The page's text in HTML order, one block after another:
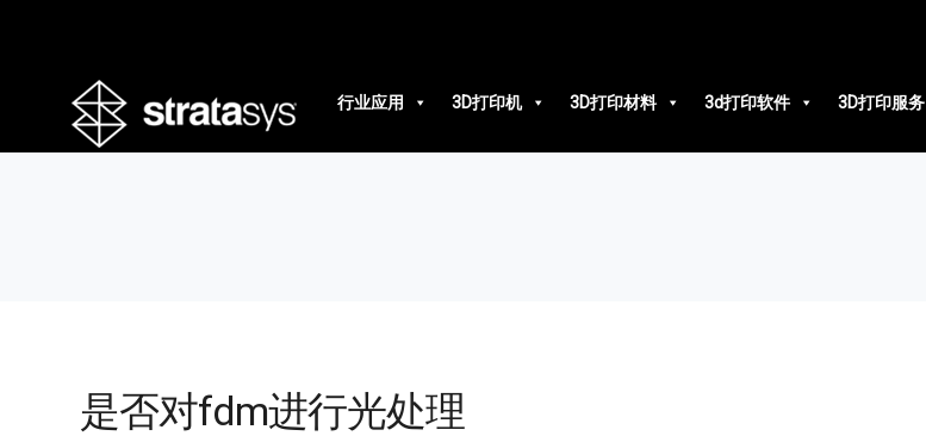
行业应用
3D打印机 3D打印材料 3d打印软件 3D打印服务
是否对fdm进行光处理